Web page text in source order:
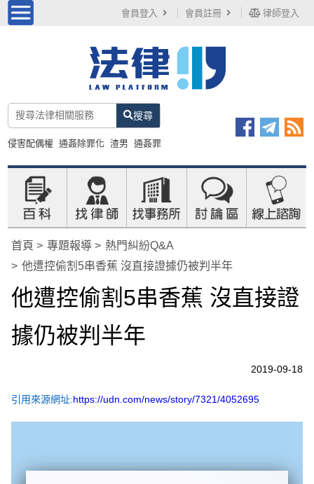
會員登入 會員註冊 律師登入
搜尋
侵害配偶權 通姦除罪化 渣男 通姦罪
首頁 專題報導
熱門糾紛Q&A
他遭控偷割5串香蕉 沒直接證據仍被判半年
他遭控偷割5串香蕉 沒直接證
據仍被判半年
2019-09-18
引用來源網址:https://udn.com/news/story/7321/4052695